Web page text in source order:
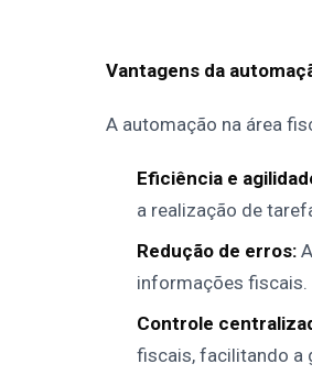
Vantagens da
A automação na área
Eficiência e
a realização de
Redução de erros:
informações fiscais.
Controle
fiscais, facilitando a